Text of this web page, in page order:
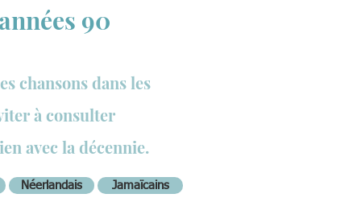
90
chansons dans les
à consulter
avec la décennie.
Néerlandais Jamaïcains